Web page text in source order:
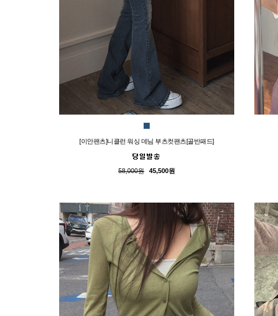
[이안팬츠]니클런 워싱 데님 부츠컷팬츠[골반패드]
58,000원 45,500원